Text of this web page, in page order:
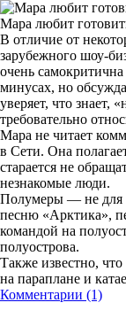
Мара любит
В отличие от
зарубежного шоу-
очень
минусах, но
уверяет, что знает,
требовательно
Мара не читает
в Сети. Она
старается не
незнакомые люди.
Полумеры — не для
песню «Арктика»,
командой на
полуострова.
Также известно,
на параплане и
Комментарии (1)